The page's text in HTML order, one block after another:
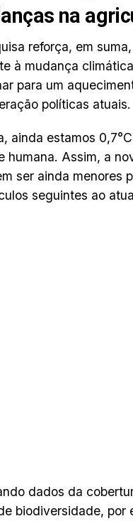
na
reforça, em
à mudança
para um
políticas atuais.
ainda estamos
humana. Assim, a
ser ainda menores
seguintes ao
dados da
biodiversidade, por